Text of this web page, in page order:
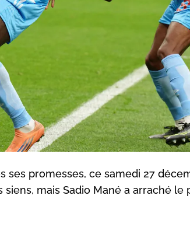
ses promesses, ce samedi 27
mais Sadio Mané a arraché le